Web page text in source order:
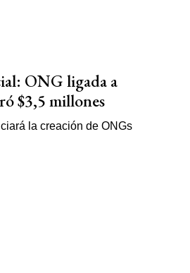
ONG ligada a
$3,5 millones